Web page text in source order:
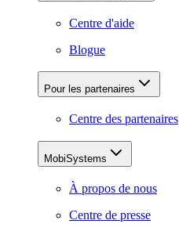
Centre d'aide
Blogue
Pour les partenaires
Centre des partenaires
MobiSystems
À propos de nous
Centre de presse